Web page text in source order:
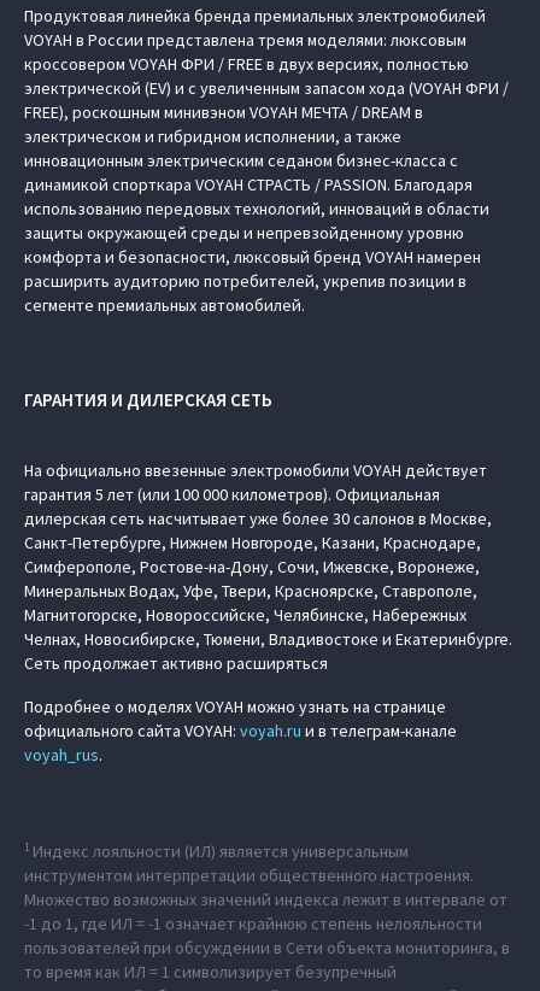
Продуктовая линейка бренда премиальных электромобилей
VOYAH в России представлена тремя моделями: люксовым
кроссовером VOYAH ФРИ / FREE в двух версиях, полностью
электрической (EV) и с увеличенным запасом хода (VOYAH ФРИ /
FREE), роскошным минивэном VOYAH МЕЧТА / DREAM в
электрическом и гибридном исполнении, а также
инновационным электрическим седаном бизнес-класса с
динамикой спорткара VOYAH СТРАСТЬ / PASSION. Благодаря
использованию передовых технологий, инноваций в области
защиты окружающей среды и непревзойденному уровню
комфорта и безопасности, люксовый бренд VOYAH намерен
расширить аудиторию потребителей, укрепив позиции в
сегменте премиальных автомобилей.
ГАРАНТИЯ И ДИЛЕРСКАЯ СЕТЬ
На официально ввезенные электромобили VOYAH действует
гарантия 5 лет (или 100 000 километров). Официальная
дилерская сеть насчитывает уже более 30 салонов в Москве,
Санкт-Петербурге, Нижнем Новгороде, Казани, Краснодаре,
Симферополе, Ростове-на-Дону, Сочи, Ижевске, Воронеже,
Минеральных Водах, Уфе, Твери, Красноярске, Ставрополе,
Магнитогорске, Новороссийске, Челябинске, Набережных
Челнах, Новосибирске, Тюмени, Владивостоке и Екатеринбурге.
Сеть продолжает активно расширяться
Подробнее о моделях VOYAH можно узнать на странице
официального сайта VOYAH: voyah.ru и в телеграм-канале
voyah_rus.
1 Индекс лояльности (ИЛ) является универсальным
инструментом интерпретации общественного настроения.
Множество возможных значений индекса лежит в интервале от
-1 до 1, где ИЛ = -1 означает крайнюю степень нелояльности
пользователей при обсуждении в Сети объекта мониторинга, в
то время как ИЛ = 1 символизирует безупречный